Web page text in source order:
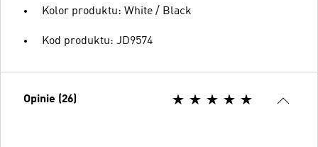
Kolor produktu: White / Black
Kod produktu: JD9574
Opinie (26)